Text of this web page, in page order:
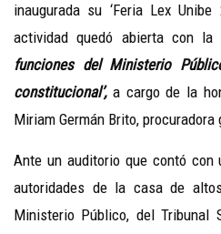
inaugurada su ‘Feria Lex
actividad quedó abierta con la
funciones del Ministerio
constitucional’,a cargo de la
Miriam Germán Brito,
Ante un auditorio que contó con
autoridades de la casa de
Ministerio Público, del Tribunal